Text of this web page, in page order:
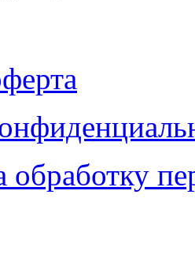
обработку